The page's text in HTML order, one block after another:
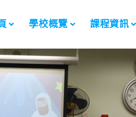
學校概覽 課程資訊